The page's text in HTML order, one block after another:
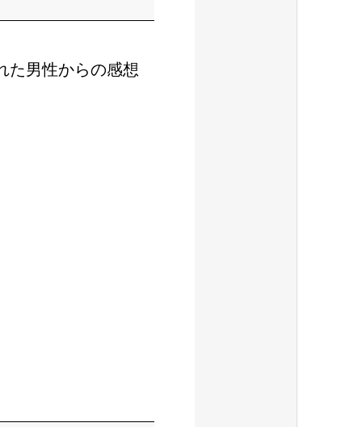
た男性からの感想